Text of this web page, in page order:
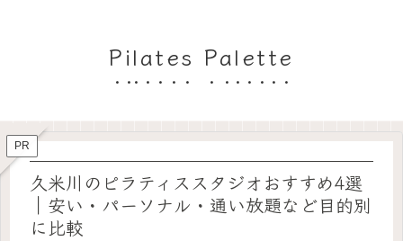
Pilates Palette
PR
久米川のピラティススタジオおすすめ4選
｜安い・パーソナル・通い放題など目的別
に比較